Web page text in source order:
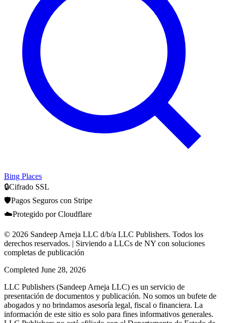
Bing Places
🔒Cifrado SSL
🛡️Pagos Seguros con Stripe
☁️Protegido por Cloudflare
© 2026 Sandeep Arneja LLC d/b/a LLC Publishers. Todos los
derechos reservados. | Sirviendo a LLCs de NY con soluciones
completas de publicación
Completed June 28, 2026
LLC Publishers (Sandeep Arneja LLC) es un servicio de
presentación de documentos y publicación. No somos un bufete de
abogados y no brindamos asesoría legal, fiscal o financiera. La
información de este sitio es solo para fines informativos generales.